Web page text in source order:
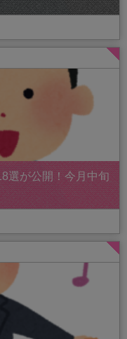
選が公開！今月中旬